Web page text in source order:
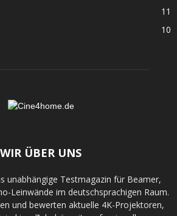
11
10
WIR ÜBER UNS
unabhängige Testmagazin für Beamer,
Leinwände im deutschsprachigen Raum.
und bewerten aktuelle 4K-Projektoren,